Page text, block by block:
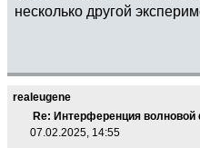
несколько другой
realeugene
Re: Интерференция
07.02.2025, 14:55